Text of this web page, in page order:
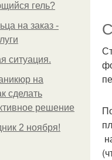
гель?
на заказ -
ситуация.
на
сделать
решение
2 ноября!